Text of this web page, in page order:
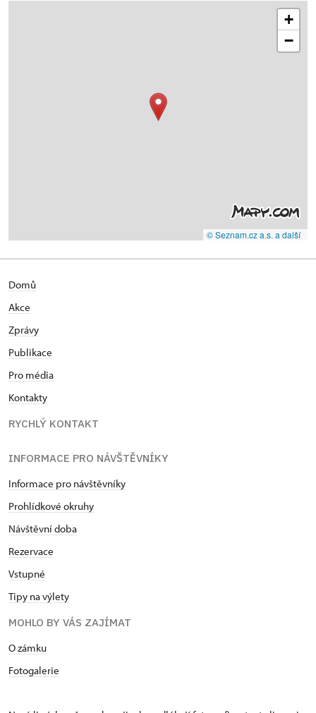
+
−
© Seznam.cz a.s. a další
Domů
Akce
Zprávy
Publikace
Pro média
Kontakty
RYCHLÝ KONTAKT
INFORMACE PRO NÁVŠTĚVNÍKY
Informace pro návštěvníky
Prohlídkové okruhy
Návštěvní doba
Rezervace
Vstupné
Tipy na výlety
MOHLO BY VÁS ZAJÍMAT
O zámku
Fotogalerie